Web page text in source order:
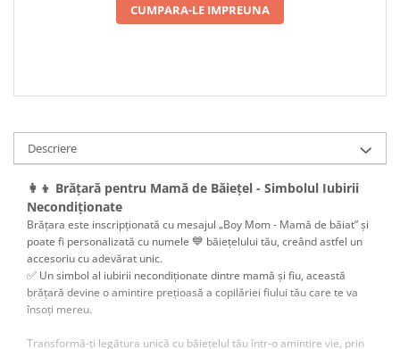
CUMPARA-LE IMPREUNA
Descriere
👩‍👦 Brățară pentru Mamă de Băiețel - Simbolul Iubirii
Necondiționate
Brățara este inscripționată cu mesajul „Boy Mom - Mamă de băiat” și
poate fi personalizată cu numele 💙 băiețelului tău, creând astfel un
accesoriu cu adevărat unic.
✅ Un simbol al iubirii necondiționate dintre mamă și fiu, această
brățară devine o amintire prețioasă a copilăriei fiului tău care te va
însoți mereu.
Transformă-ți legătura unică cu băiețelul tău într-o amintire vie, prin